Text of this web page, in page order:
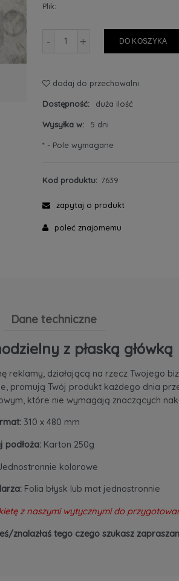
Plik:
- + DO KOSZYKA
dodaj do przechowalni
Dostępność: duża ilość
Wysyłka w: 5 dni
* - Pole wymagane
Kod produktu: 7639
zapytaj o produkt
poleć znajomemu
Dane techniczne
z płaską główką
działającą na rzecz Twojego
promują Twój produkt każdego dnia
które nie wymagają znaczących
310 x 480 mm
podłoża: Karton 250g
kolorowe
Folia błysk lub mat jednostronnie
z naszymi wytycznymi do
znalazłaś tego czego szukasz